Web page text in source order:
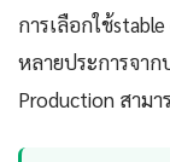
การเลือกใช้
หลายประการจา
Production สาม